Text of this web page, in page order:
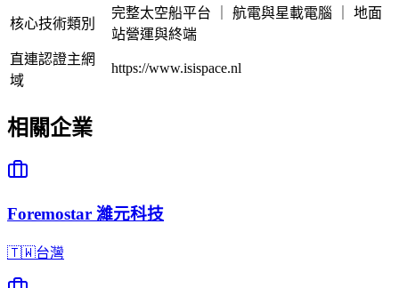
核心技術類別
完整太空船平台 ｜ 航電與星載電腦 ｜ 地面
站營運與終端
直連認證主網
域
https://www.isispace.nl
相關企業
Foremostar 濰元科技
🇹🇼台灣